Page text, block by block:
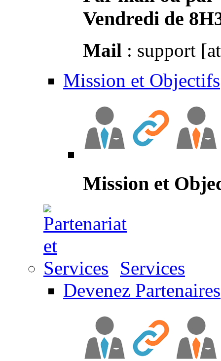
Vendredi de
Mail : support
Mission et Objectifs
Mission et
Services
Devenez Partenaires